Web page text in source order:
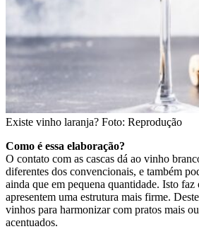
Existe vinho laranja? Foto: Reprodução
Como é essa elaboração?
O contato com as cascas dá ao vinho
diferentes dos convencionais, e também
ainda que em pequena quantidade. Isto faz
apresentem uma estrutura mais firme.
vinhos para harmonizar com pratos mais
acentuados.